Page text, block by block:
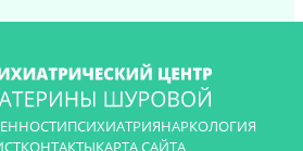
ПСИХИАТРИЯНАРКОЛОГИЯ
КОНТАКТЫКАРТА САЙТА